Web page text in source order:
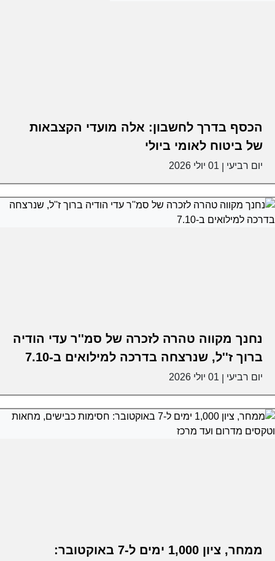
הכסף בדרך לחשבון: אלה מועדי הקצבאות
של ביטוח לאומי ביולי
יום רביעי 01 יולי 2026
נחנך מקווה טהרה לזכרה של סמ''ר עדי הודיה
ברוך ז''ל, שנרצחה בדרכה למילואים ב-7.10
יום רביעי 01 יולי 2026
ממחר, ציון 1,000 ימים ל-7 באוקטובר: